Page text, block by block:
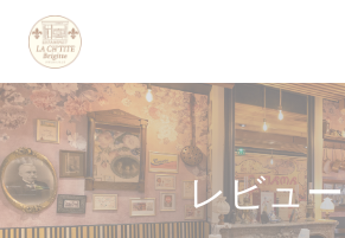
クッキー利用の管理について
レビュー